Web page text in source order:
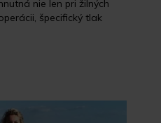
nie len pri žilných
špecifický tlak